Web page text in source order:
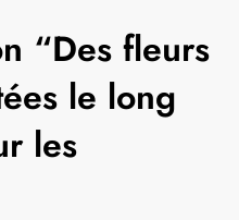
“Des fleurs
le long
les